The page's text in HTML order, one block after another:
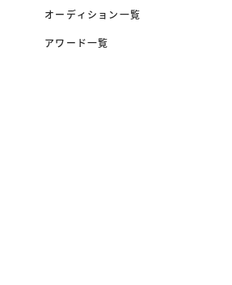
オーディション一覧
アワード一覧